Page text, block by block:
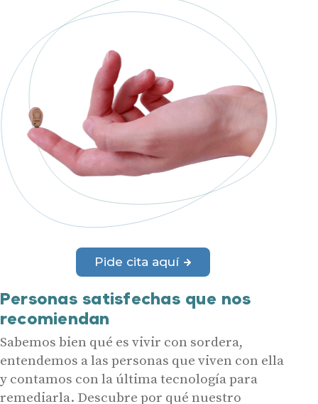
Pide cita aquí
Personas satisfechas que nos
recomiendan
Sabemos bien qué es vivir con sordera,
entendemos a las personas que viven con ella
y contamos con la última tecnología para
remediarla. Descubre por qué nuestro